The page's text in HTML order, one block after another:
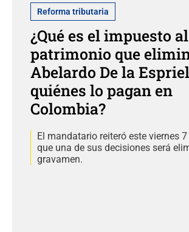
Reforma tributaria
¿Qué es el impuesto al
patrimonio que
Abelardo De la
quiénes lo pagan en
Colombia?
El mandatario reiteró este viernes
que una de sus decisiones será
gravamen.